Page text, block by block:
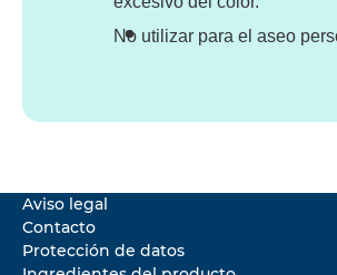
No utilizar para el aseo
Aviso legal
Contacto
Protección de datos